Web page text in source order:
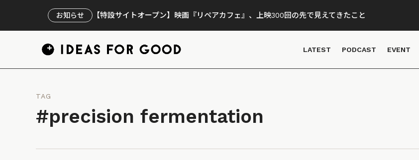
お知らせ 【特設サイトオープン】映画『リペアカフェ』、上映300回の先で見えてきたこと
LATEST PODCAST EVENT
TAG
#precision fermentation